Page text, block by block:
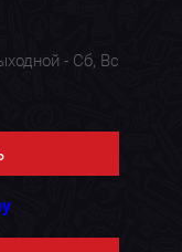
- Сб, Вс